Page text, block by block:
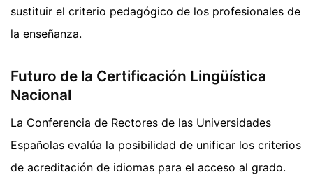
sustituir el criterio pedagógico de los profesionales de
la enseñanza.
Futuro de la Certificación Lingüística
Nacional
La Conferencia de Rectores de las Universidades
Españolas evalúa la posibilidad de unificar los criterios
de acreditación de idiomas para el acceso al grado.